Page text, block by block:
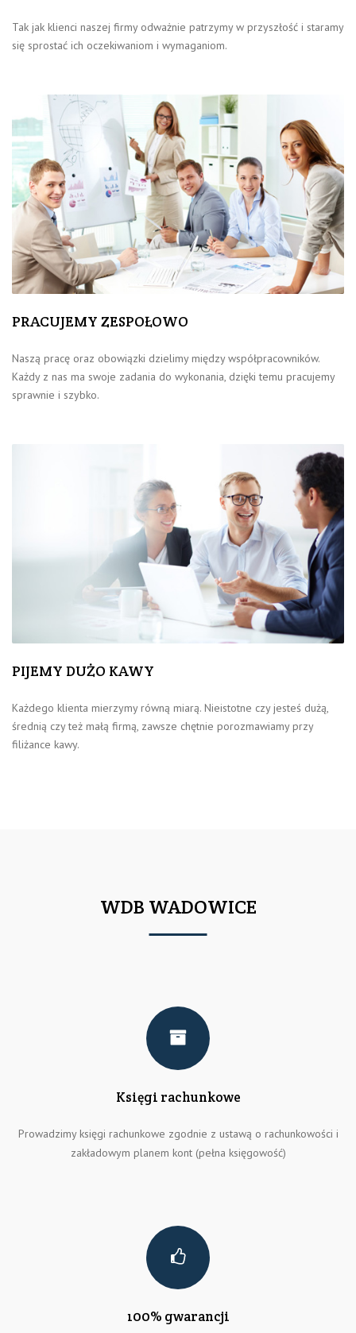
Tak jak klienci naszej firmy odważnie patrzymy w przyszłość i staramy
się sprostać ich oczekiwaniom i wymaganiom.
PRACUJEMY ZESPOŁOWO
Naszą pracę oraz obowiązki dzielimy między współpracowników.
Każdy z nas ma swoje zadania do wykonania, dzięki temu pracujemy
sprawnie i szybko.
PIJEMY DUŻO KAWY
Każdego klienta mierzymy równą miarą. Nieistotne czy jesteś dużą,
średnią czy też małą firmą, zawsze chętnie porozmawiamy przy
filiżance kawy.
WDB WADOWICE
Księgi rachunkowe
Prowadzimy księgi rachunkowe zgodnie z ustawą o rachunkowości i
zakładowym planem kont (pełna księgowość)
100% gwarancji